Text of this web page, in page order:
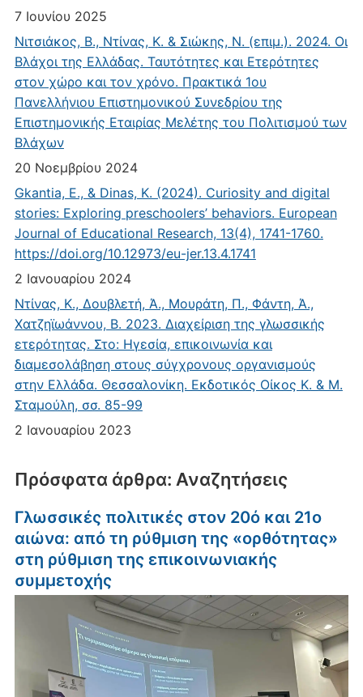
7 Ιουνίου 2025
Νιτσιάκος, Β., Ντίνας, Κ. & Σιώκης, Ν. (επιμ.). 2024. Οι
Βλάχοι της Ελλάδας. Ταυτότητες και Ετερότητες
στον χώρο και τον χρόνο. Πρακτικά 1ου
Πανελλήνιου Επιστημονικού Συνεδρίου της
Επιστημονικής Εταιρίας Μελέτης του Πολιτισμού των
Βλάχων
20 Νοεμβρίου 2024
Gkantia, E., & Dinas, K. (2024). Curiosity and digital
stories: Exploring preschoolers’ behaviors. European
Journal of Educational Research, 13(4), 1741-1760.
https://doi.org/10.12973/eu-jer.13.4.1741
2 Ιανουαρίου 2024
Ντίνας, Κ., Δουβλετή, Ά., Μουράτη, Π., Φάντη, Ά.,
Χατζηϊωάννου, Β. 2023. Διαχείριση της γλωσσικής
ετερότητας. Στο: Ηγεσία, επικοινωνία και
διαμεσολάβηση στους σύγχρονους οργανισμούς
στην Ελλάδα. Θεσσαλονίκη. Εκδοτικός Οίκος Κ. & Μ.
Σταμούλη, σσ. 85-99
2 Ιανουαρίου 2023
Πρόσφατα άρθρα: Αναζητήσεις
Γλωσσικές πολιτικές στον 20ό και 21ο
αιώνα: από τη ρύθμιση της «ορθότητας»
στη ρύθμιση της επικοινωνιακής
συμμετοχής